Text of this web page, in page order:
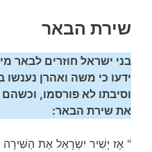
שירת הבאר
בני ישראל חוזרים לבאר
ידעו כי משה ואהרן
וסיבתו לא פורסמו,
את שירת הבאר:
" אָז יָשִׁיר יִשְׂרָאֵל אֶת הַשִּׁירָה